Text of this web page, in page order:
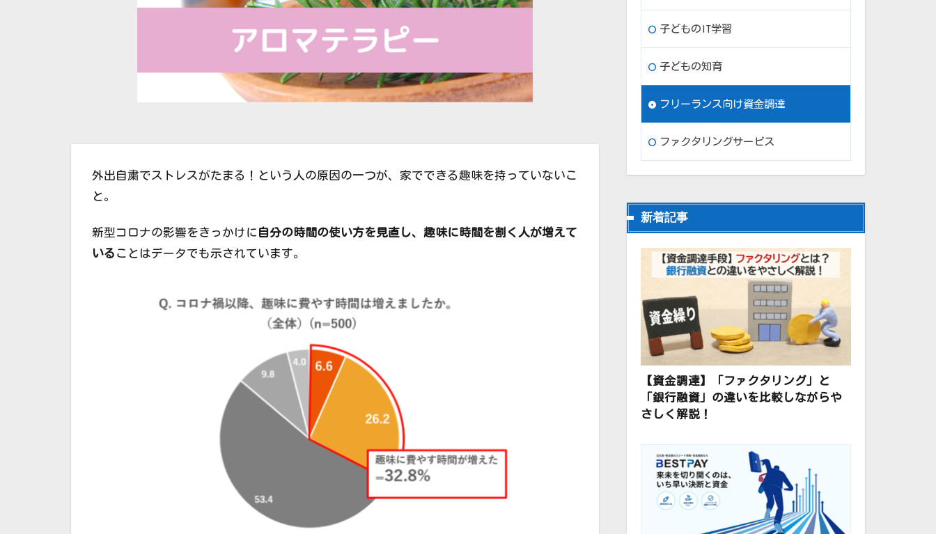
外出自粛でストレスがたまる！という人の原因の一つが、家でできる趣味を持っていないこ
と。
新型コロナの影響をきっかけに 自分の時間の使い方を見直し、趣味に時間を割く人が増えて
いる ことはデータでも示されています。
子どものIT学習
子どもの知育
フリーランス向け資金調達
ファクタリングサービス
新着記事
【資金調達】「ファクタリング」と
「銀行融資」の違いを比較しながらや
さしく解説！